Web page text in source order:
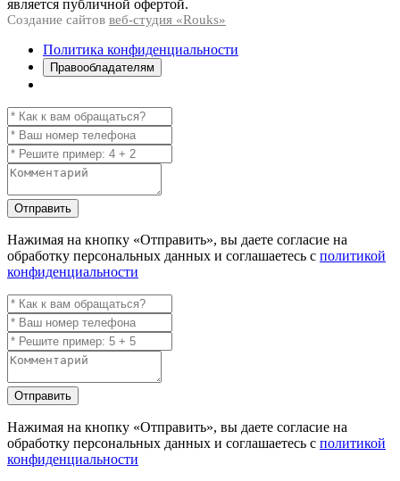
является публичной офертой.
Создание сайтов веб-студия «Rouks»
Политика конфиденциальности
Правообладателям
Отправить
Нажимая на кнопку «Отправить», вы даете согласие на
обработку персональных данных и соглашаетесь с политикой
конфиденциальности
Отправить
Нажимая на кнопку «Отправить», вы даете согласие на
обработку персональных данных и соглашаетесь с политикой
конфиденциальности